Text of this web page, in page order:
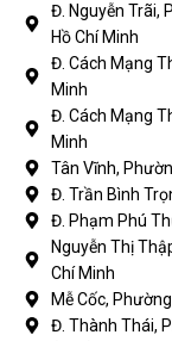
Đ. Nguyễn Trãi,
Hồ Chí Minh
Đ. Cách Mạng
Minh
Đ. Cách Mạng
Minh
Tân Vĩnh,
Đ. Trần Bình
Đ. Phạm Phú
Nguyễn Thị
Chí Minh
Mễ Cốc,
Đ. Thành Thái,